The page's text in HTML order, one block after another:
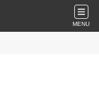
MENU